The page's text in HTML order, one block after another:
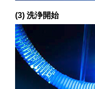
(3) 洗浄開始